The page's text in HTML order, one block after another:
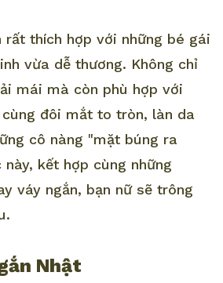
rất thích hợp với những bé gái
vừa dễ thương. Không chỉ
mái mà còn phù hợp với
đôi mắt to tròn, làn da
cô nàng "mặt búng ra
kết hợp cùng những
váy ngắn, bạn nữ sẽ trông
Nhật